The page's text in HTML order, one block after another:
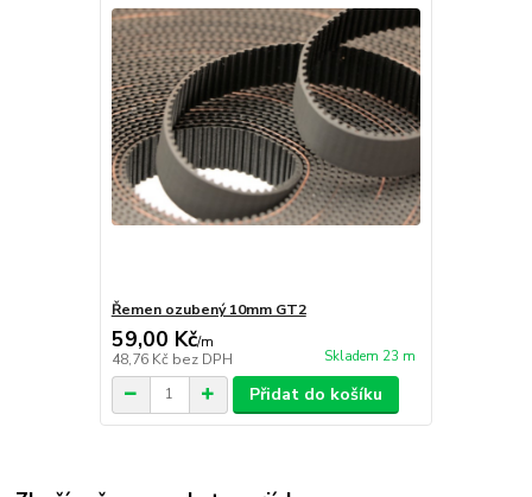
Řemen ozubený 10mm GT2
59,00 Kč/m
48,76 Kč bez DPH Skladem 23 m
Přidat do košíku